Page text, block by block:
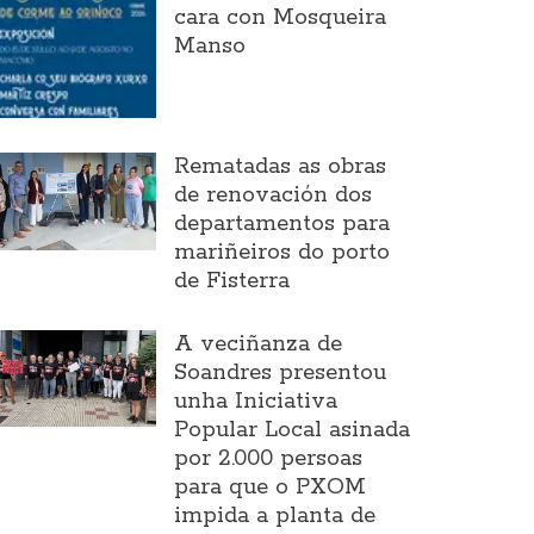
cara con Mosqueira
Manso
Rematadas as obras
de renovación dos
departamentos para
mariñeiros do porto
de Fisterra
A veciñanza de
Soandres presentou
unha Iniciativa
Popular Local asinada
por 2.000 persoas
para que o PXOM
impida a planta de